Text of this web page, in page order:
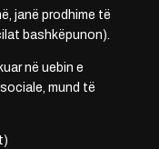
janë prodhime të
bashkëpunon).
në uebin e
mund të